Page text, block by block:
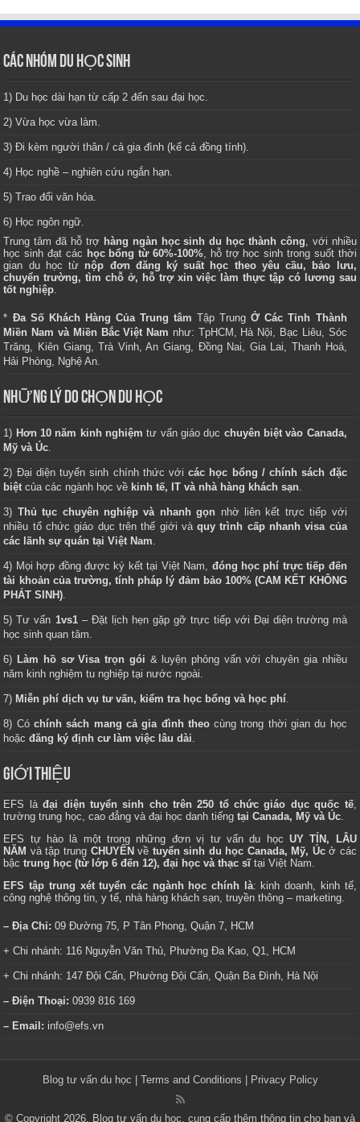
CÁC NHÓM DU HỌC SINH
1) Du học dài hạn từ cấp 2 đến sau đại học.
2) Vừa học vừa làm.
3) Đi kèm người thân / cả gia đình (kể cả đồng tính).
4) Học nghề – nghiên cứu ngắn hạn.
5) Trao đổi văn hóa.
6) Học ngôn ngữ.
Trung tâm đã hỗ trợ hàng ngàn học sinh du học thành công, với nhiều
học sinh đạt các học bổng từ 60%-100%, hỗ trợ học sinh trong suốt thời
gian du học từ nộp đơn đăng ký suất học theo yêu cầu, bảo lưu,
chuyển trường, tìm chỗ ở, hỗ trợ xin việc làm thực tập có lương sau
tốt nghiệp.
* Đa Số Khách Hàng Của Trung tâm Tập TrungỞ Các Tỉnh Thành
Miền Nam và Miền Bắc Việt Nam như: TpHCM, Hà Nội, Bạc Liêu, Sóc
Trăng, Kiên Giang, Trà Vinh, An Giang, Đồng Nai, Gia Lai, Thanh Hoá,
Hải Phòng, Nghệ An.
NHỮNG LÝ DO CHỌN DU HỌC
1) Hơn 10 năm kinh nghiệm tư vấn giáo dục chuyên biệt vào Canada,
Mỹ và Úc.
2) Đại diện tuyển sinh chính thức vớicác học bổng / chính sách đặc
biệt của các ngành học về kinh tế, IT và nhà hàng khách sạn.
3) Thủ tục chuyên nghiệp và nhanh gọn nhờ liên kết trực tiếp với
nhiều tổ chức giáo dục trên thế giới vàquy trình cấp nhanh visa của
các lãnh sự quán tại Việt Nam.
4) Mọi hợp đồng được ký kết tại Việt Nam, đóng học phí trực tiếp đến
tài khoản của trường, tính pháp lý đảm bảo 100% (CAM KẾT KHÔNG
PHÁT SINH).
5) Tư vấn 1vs1– Đặt lịch hẹn gặp gỡ trực tiếp với Đại diện trường mà
học sinh quan tâm.
6) Làm hồ sơ Visa trọn gói & luyện phỏng vấn với chuyên gia nhiều
năm kinh nghiệm tu nghiệp tại nước ngoài.
7) Miễn phí dịch vụ tư vấn, kiểm tra học bổng và học phí.
8) Cóchính sách mang cả gia đình theocùng trong thời gian du học
hoặcđăng ký định cư làm việc lâu dài.
GIỚI THIỆU
EFS làđại diện tuyển sinh cho trên 250 tổ chức giáo dục quốc tế,
trường trung học, cao đẳng và đại học danh tiếng tại Canada, Mỹ và Úc.
EFS tự hào là một trong những đơn vị tư vấn du học UY TÍN, LÂU
NĂM và tập trung CHUYÊN về tuyển sinh du học Canada, Mỹ, Úcở các
bậctrung học (từ lớp 6 đến 12), đại học và thạc sĩtại Việt Nam.
EFS tập trung xét tuyển các ngành học chính là: kinh doanh, kinh tế,
công nghệ thông tin, y tế, nhà hàng khách sạn, truyền thông – marketing.
– Địa Chỉ: 09 Đường 75, P Tân Phong, Quận 7, HCM
+ Chi nhánh: 116 Nguyễn Văn Thủ, Phường Đa Kao, Q1, HCM
+ Chi nhánh: 147 Đội Cấn, Phường Đội Cấn, Quận Ba Đình, Hà Nội
– Điện Thoại: 0939 816 169
– Email: info@efs.vn
Blog tư vấn du học Terms and Conditions Privacy Policy
© Copyright 2026, Blog tư vấn du học, cung cấp thêm thông tin cho bạn và